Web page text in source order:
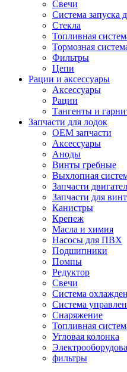
Свечи
Система запуска
Стекла
Топливная
Тормозная
Фильтры
Цепи
Рации и аксессуары
Аксессуары
Рации
Тангенты и
Запчасти для лодок
OEM запчасти
Аксессуары
Аноды
Винты гребные
Выхлопная
Запчасти
Запчасти для
Канистры
Крепеж
Масла и химия
Насосы для ПВХ
Подшипники
Помпы
Редуктор
Свечи
Система
Система
Снаряжение
Топливная
Угловая колонка
фильтры